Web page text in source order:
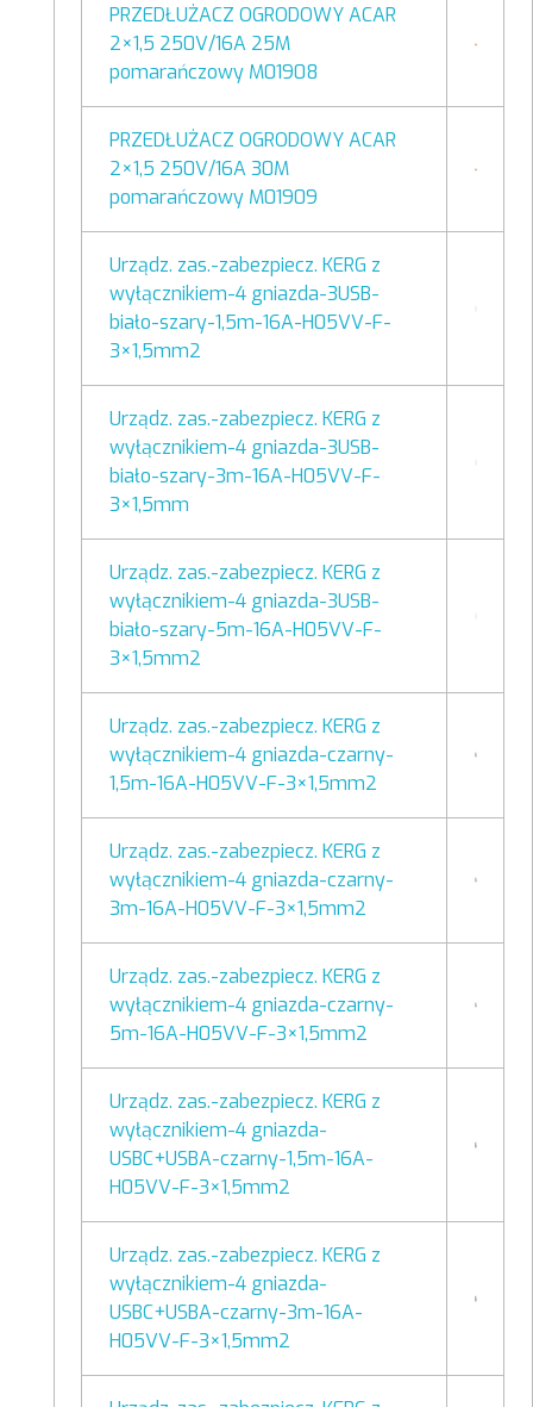
PRZEDŁUŻACZ OGRODOWY ACAR
2×1,5 250V/16A 25M
pomarańczowy M01908
PRZEDŁUŻACZ OGRODOWY ACAR
2×1,5 250V/16A 30M
pomarańczowy M01909
Urządz. zas.-zabezpiecz. KERG z
wyłącznikiem-4 gniazda-3USB-
biało-szary-1,5m-16A-H05VV-F-
3×1,5mm2
Urządz. zas.-zabezpiecz. KERG z
wyłącznikiem-4 gniazda-3USB-
biało-szary-3m-16A-H05VV-F-
3×1,5mm
Urządz. zas.-zabezpiecz. KERG z
wyłącznikiem-4 gniazda-3USB-
biało-szary-5m-16A-H05VV-F-
3×1,5mm2
Urządz. zas.-zabezpiecz. KERG z
wyłącznikiem-4 gniazda-czarny-
1,5m-16A-H05VV-F-3×1,5mm2
Urządz. zas.-zabezpiecz. KERG z
wyłącznikiem-4 gniazda-czarny-
3m-16A-H05VV-F-3×1,5mm2
Urządz. zas.-zabezpiecz. KERG z
wyłącznikiem-4 gniazda-czarny-
5m-16A-H05VV-F-3×1,5mm2
Urządz. zas.-zabezpiecz. KERG z
wyłącznikiem-4 gniazda-
USBC+USBA-czarny-1,5m-16A-
H05VV-F-3×1,5mm2
Urządz. zas.-zabezpiecz. KERG z
wyłącznikiem-4 gniazda-
USBC+USBA-czarny-3m-16A-
H05VV-F-3×1,5mm2